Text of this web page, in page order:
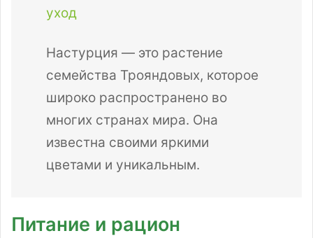
уход
Настурция — это растение
семейства Трояндовых, которое
широко распространено во
многих странах мира. Она
известна своими яркими
цветами и уникальным.
Питание и рацион